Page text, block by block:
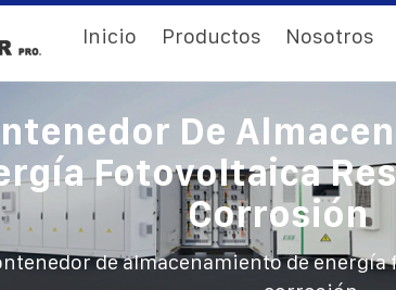
Inicio Productos Nosotros
De
Fotovoltaica
Corrosión
de almacenamiento de